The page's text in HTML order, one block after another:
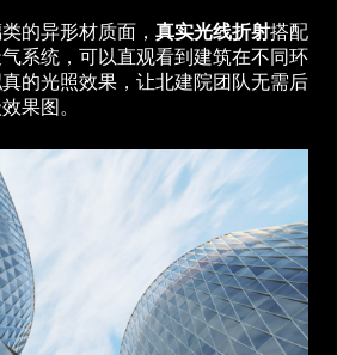
的异形材质面， 真实光线折射搭配
系统，可以直观看到建筑在不同环
的光照效果，让北建院团队无需后
果图。